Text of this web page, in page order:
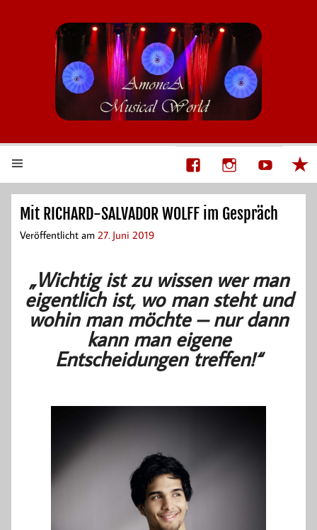
Mit RICHARD-SALVADOR WOLFF im Gespräch
Veröffentlicht am 27. Juni 2019
„Wichtig ist zu wissen wer man
eigentlich ist, wo man steht und
wohin man möchte – nur dann
kann man eigene
Entscheidungen treffen!“